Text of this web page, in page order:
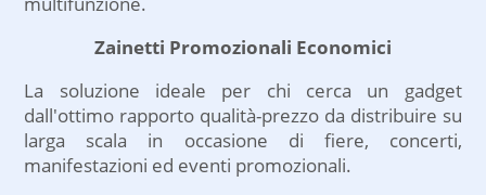
Zainetti Promozionali Economici
La soluzione ideale per chi cerca un gadget
dall'ottimo rapporto qualità-prezzo da distribuire su
larga scala in occasione di fiere, concerti,
manifestazioni ed eventi promozionali.